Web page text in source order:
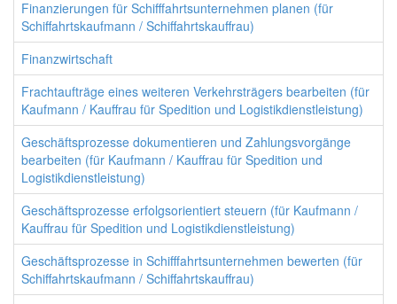
Finanzierungen für Schifffahrtsunternehmen planen (für
Schiffahrtskaufmann / Schiffahrtskauffrau)
Finanzwirtschaft
Frachtaufträge eines weiteren Verkehrsträgers bearbeiten (für
Kaufmann / Kauffrau für Spedition und Logistikdienstleistung)
Geschäftsprozesse dokumentieren und Zahlungsvorgänge
bearbeiten (für Kaufmann / Kauffrau für Spedition und
Logistikdienstleistung)
Geschäftsprozesse erfolgsorientiert steuern (für Kaufmann /
Kauffrau für Spedition und Logistikdienstleistung)
Geschäftsprozesse in Schifffahrtsunternehmen bewerten (für
Schiffahrtskaufmann / Schiffahrtskauffrau)